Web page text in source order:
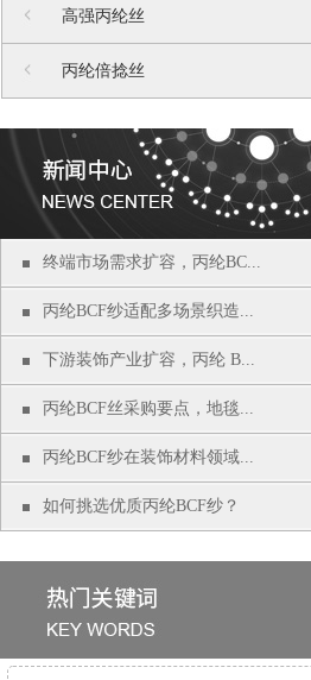
高强丙纶丝
丙纶倍捻丝
终端市场需求扩容，丙纶BC...
丙纶BCF纱适配多场景织造...
下游装饰产业扩容，丙纶 B...
丙纶BCF丝采购要点，地毯...
丙纶BCF纱在装饰材料领域...
如何挑选优质丙纶BCF纱？